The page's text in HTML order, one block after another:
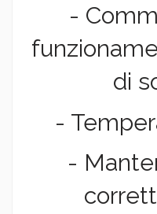
-
di
-
-